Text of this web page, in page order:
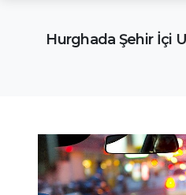
Hurghada Şehir İçi